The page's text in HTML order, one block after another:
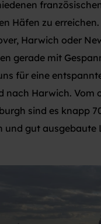
Häfen zu
Harwich oder
gerade mit
für eine
nach Harwich. Vom
sind es knapp
und gut ausgebaute